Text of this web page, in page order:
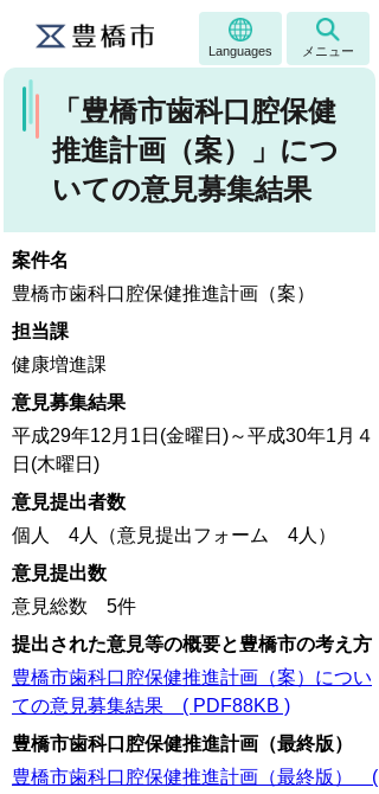
Languages メニュー
「豊橋市歯科口腔保健
推進計画（案）」につ
いての意見募集結果
案件名
豊橋市歯科口腔保健推進計画（案）
担当課
健康増進課
意見募集結果
平成29年12月1日(金曜日)～平成30年1月４
日(木曜日)
意見提出者数
個人 4人（意見提出フォーム 4人）
意見提出数
意見総数 5件
提出された意見等の概要と豊橋市の考え方
豊橋市歯科口腔保健推進計画（案）につい
ての意見募集結果 ( PDF88KB )
豊橋市歯科口腔保健推進計画（最終版）
豊橋市歯科口腔保健推進計画（最終版） (